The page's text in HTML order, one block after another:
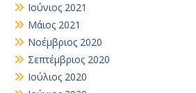
Ιούνιος 2021
Μάιος 2021
Νοέμβριος 2020
Σεπτέμβριος 2020
Ιούλιος 2020